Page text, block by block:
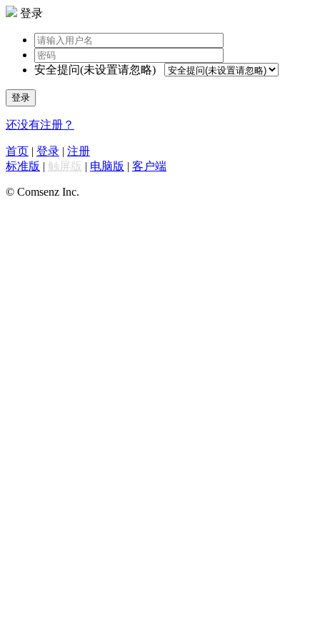
登录
安全提问(未设置请忽略)
登录
还没有注册？
首页 | 登录 | 注册
标准版 | 触屏版 | 电脑版 | 客户端
© Comsenz Inc.